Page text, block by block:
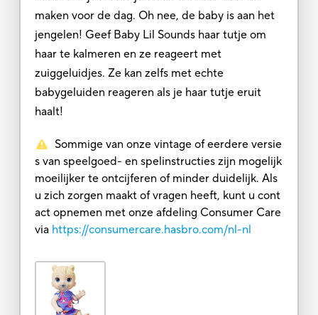
maken voor de dag. Oh nee, de baby is aan het
jengelen! Geef Baby Lil Sounds haar tutje om
haar te kalmeren en ze reageert met
zuiggeluidjes. Ze kan zelfs met echte
babygeluiden reageren als je haar tutje eruit
haalt!
Sommige van onze vintage of eerdere versie
s van speelgoed- en spelinstructies zijn mogelijk
moeilijker te ontcijferen of minder duidelijk. Als
u zich zorgen maakt of vragen heeft, kunt u cont
act opnemen met onze afdeling Consumer Care
via https://consumercare.hasbro.com/nl-nl